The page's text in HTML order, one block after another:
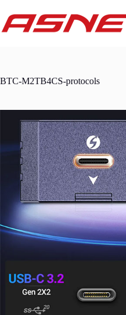
content
BTC-M2TB4CS-protocols